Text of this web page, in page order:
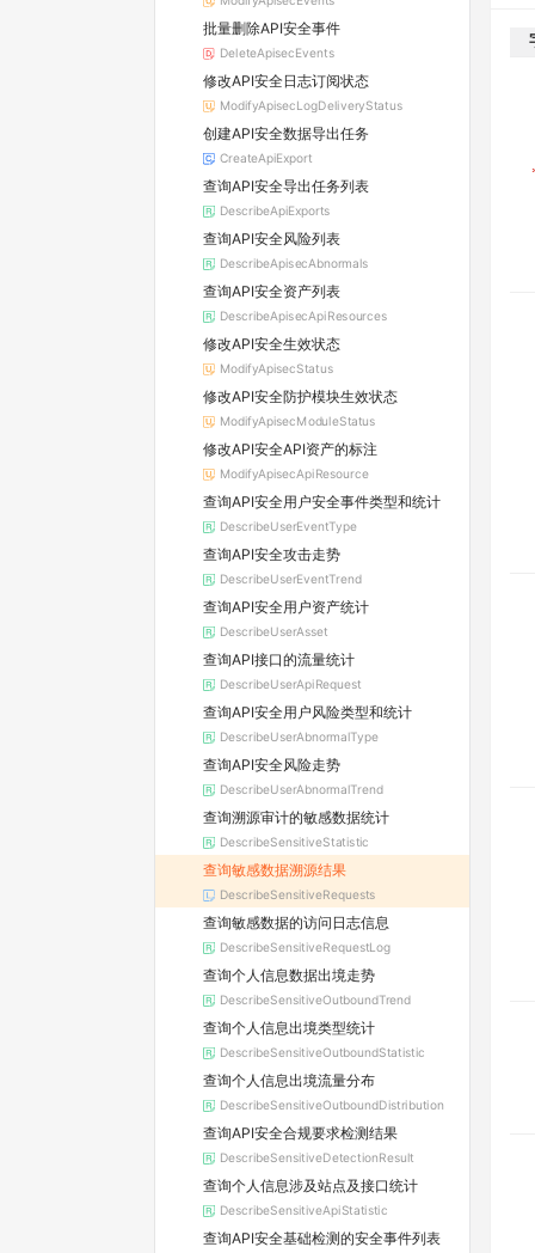
批量删除API安全事件
DeleteApisecEvents
修改API安全日志订阅状态
ModifyApisecLogDeliveryStatus
创建API安全数据导出任务
CreateApiExport
查询API安全导出任务列表
DescribeApiExports
查询API安全风险列表
DescribeApisecAbnormals
查询API安全资产列表
DescribeApisecApiResources
修改API安全生效状态
ModifyApisecStatus
修改API安全防护模块生效状态
ModifyApisecModuleStatus
修改API安全API资产的标注
ModifyApisecApiResource
查询API安全用户安全事件类型和统计
DescribeUserEventType
查询API安全攻击走势
DescribeUserEventTrend
查询API安全用户资产统计
DescribeUserAsset
查询API接口的流量统计
DescribeUserApiRequest
查询API安全用户风险类型和统计
DescribeUserAbnormalType
查询API安全风险走势
DescribeUserAbnormalTrend
查询溯源审计的敏感数据统计
DescribeSensitiveStatistic
查询敏感数据溯源结果
DescribeSensitiveRequests
查询敏感数据的访问日志信息
DescribeSensitiveRequestLog
查询个人信息数据出境走势
DescribeSensitiveOutboundTrend
查询个人信息出境类型统计
DescribeSensitiveOutboundStatistic
查询个人信息出境流量分布
DescribeSensitiveOutboundDistribution
查询API安全合规要求检测结果
DescribeSensitiveDetectionResult
查询个人信息涉及站点及接口统计
DescribeSensitiveApiStatistic
查询API安全基础检测的安全事件列表